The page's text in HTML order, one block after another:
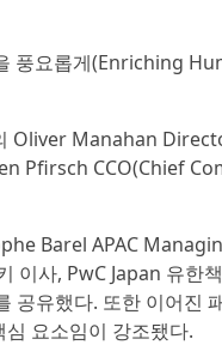
풍요롭게(Enriching
Oliver Manahan
Pfirsch CCO(Chief
Barel APAC
이사, PwC Japan 유
공유했다. 또한 이어진
요소임이 강조됐다.